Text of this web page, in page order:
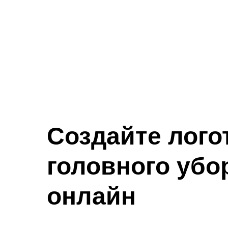
Создайте
головного
онлайн